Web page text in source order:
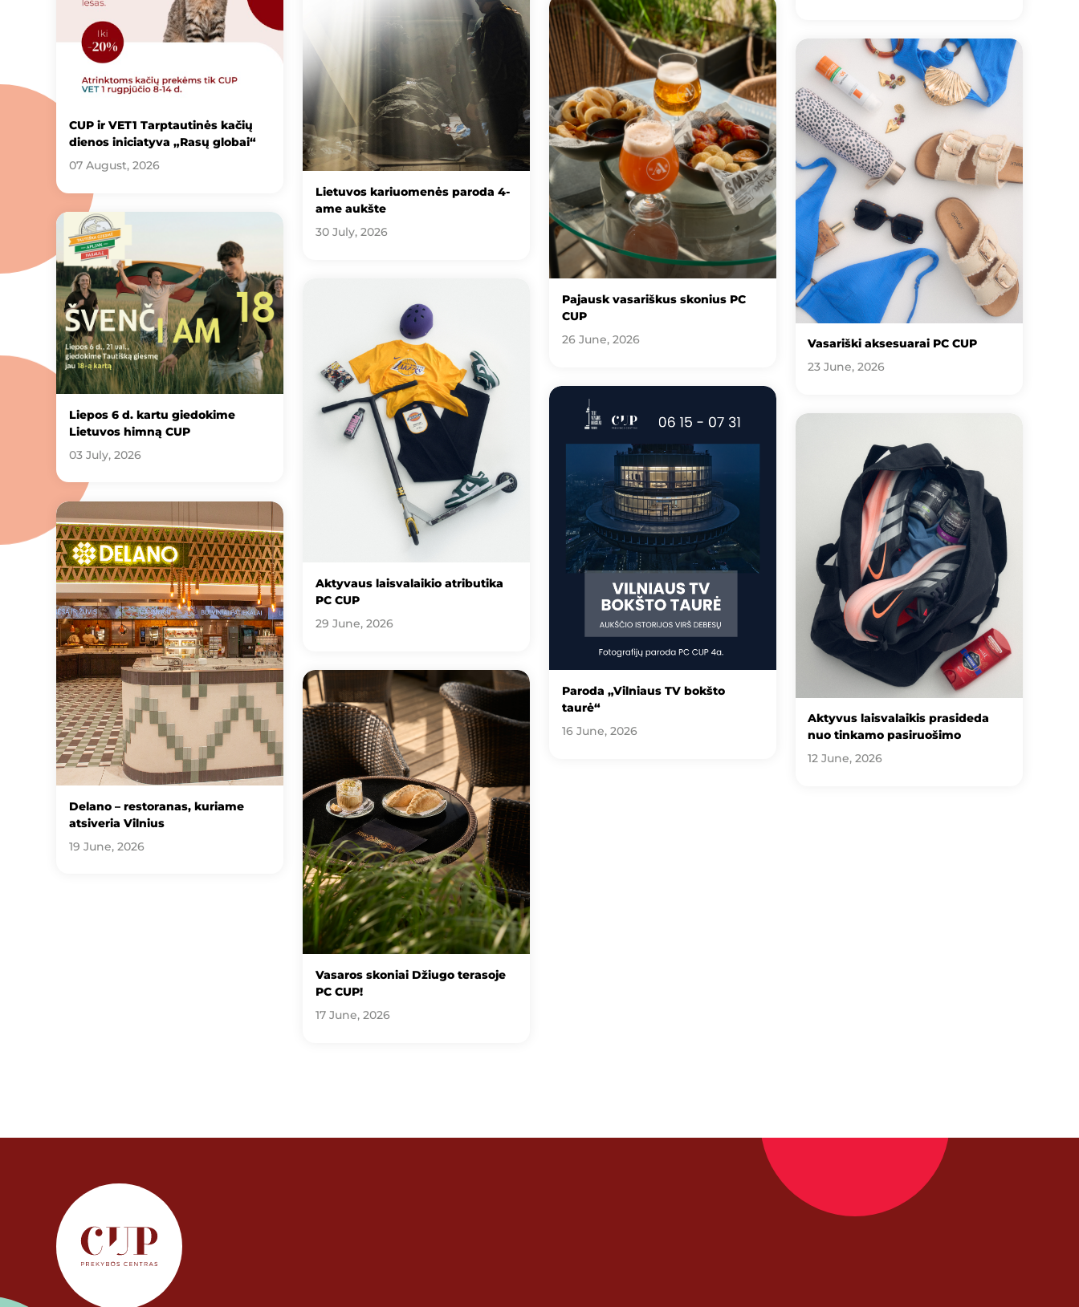
CUP ir VET1 Tarptautinės kačių
dienos iniciatyva „Rasų globai“
07 August, 2026
Lietuvos kariuomenės paroda 4-
ame aukšte
30 July, 2026
Liepos 6 d. kartu giedokime
Lietuvos himną CUP
03 July, 2026
Aktyvaus laisvalaikio atributika
PC CUP
29 June, 2026
Pajausk vasariškus skonius PC
CUP
26 June, 2026
Vasariški aksesuarai PC CUP
23 June, 2026
Delano – restoranas, kuriame
atsiveria Vilnius
19 June, 2026
Vasaros skoniai Džiugo terasoje
PC CUP!
17 June, 2026
Paroda „Vilniaus TV bokšto
taurė“
16 June, 2026
Aktyvus laisvalaikis prasideda
nuo tinkamo pasiruošimo
12 June, 2026